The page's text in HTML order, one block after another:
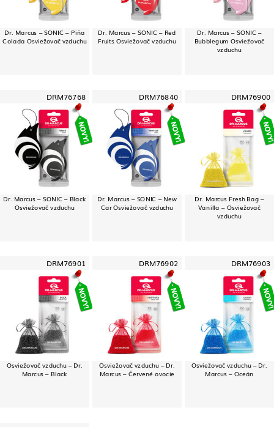
Dr. Marcus – SONIC – Piña
Colada Osviežovač vzduchu
Dr. Marcus – SONIC – Red
Fruits Osviežovač vzduchu
Dr. Marcus – SONIC –
Bubblegum Osviežovač
vzduchu
DRM76768
Dr. Marcus – SONIC – Black
Osviežovač vzduchu
DRM76840
Dr. Marcus – SONIC – New
Car Osviežovač vzduchu
DRM76900
Dr. Marcus Fresh Bag –
Vanilla – Osviežovač
vzduchu
DRM76901
Osviežovač vzduchu – Dr.
Marcus – Black
DRM76902
Osviežovač vzduchu – Dr.
Marcus – Červené ovocie
DRM76903
Osviežovač vzduchu – Dr.
Marcus – Oceán